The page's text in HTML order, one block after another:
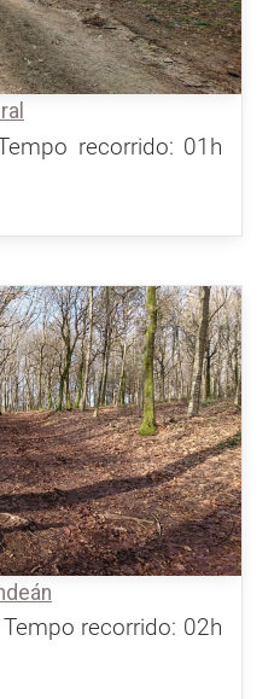
recorrido: 01h
Tempo recorrido: 02h